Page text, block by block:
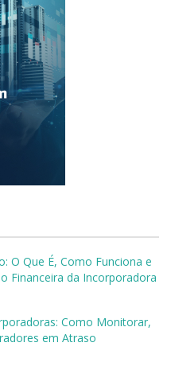
O Que É, Como Funciona e
Financeira da Incorporadora
Como Monitorar,
em Atraso